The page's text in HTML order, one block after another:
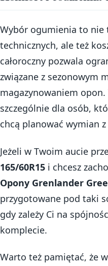
Wybór ogumienia to
technicznych, ale też
całoroczny pozwala
związane z sezonowym
magazynowaniem
szczególnie dla osób,
chcą planować wymian
Jeżeli w Twoim aucie
165/60R15 i chcesz
Opony Grenlander
przygotowane pod taki
gdy zależy Ci na
komplecie.
Warto też pamiętać, że